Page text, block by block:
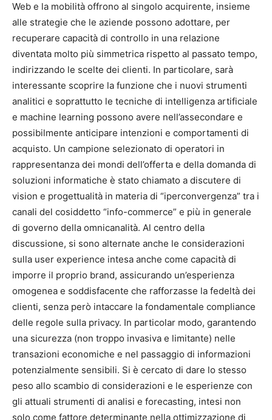
Web e la mobilità offrono al singolo acquirente, insieme
alle strategie che le aziende possono adottare, per
recuperare capacità di controllo in una relazione
diventata molto più simmetrica rispetto al passato tempo,
indirizzando le scelte dei clienti. In particolare, sarà
interessante scoprire la funzione che i nuovi strumenti
analitici e soprattutto le tecniche di intelligenza artificiale
e machine learning possono avere nell’assecondare e
possibilmente anticipare intenzioni e comportamenti di
acquisto. Un campione selezionato di operatori in
rappresentanza dei mondi dell’offerta e della domanda di
soluzioni informatiche è stato chiamato a discutere di
vision e progettualità in materia di “iperconvergenza” tra i
canali del cosiddetto “info-commerce” e più in generale
di governo della omnicanalità. Al centro della
discussione, si sono alternate anche le considerazioni
sulla user experience intesa anche come capacità di
imporre il proprio brand, assicurando un’esperienza
omogenea e soddisfacente che rafforzasse la fedeltà dei
clienti, senza però intaccare la fondamentale compliance
delle regole sulla privacy. In particolar modo, garantendo
una sicurezza (non troppo invasiva e limitante) nelle
transazioni economiche e nel passaggio di informazioni
potenzialmente sensibili. Si è cercato di dare lo stesso
peso allo scambio di considerazioni e le esperienze con
gli attuali strumenti di analisi e forecasting, intesi non
solo come fattore determinante nella ottimizzazione di